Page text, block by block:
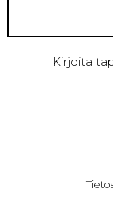
Kirjoita